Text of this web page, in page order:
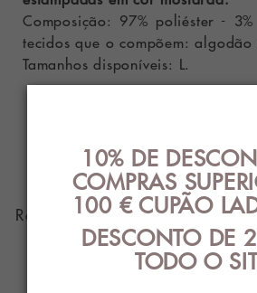
Composição: 97% poliéster -
tecidos que o compõem: algodão
Tamanhos disponíveis: L.
Roupa íntima com o melhor
você
10% DE
COMPRAS
100 € CUPÃO
DESCONTO DE
TODO O